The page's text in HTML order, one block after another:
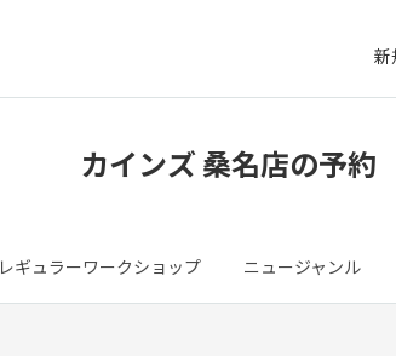
新
カインズ 桑名店の予約
レギュラーワークショップ ニュージャンル